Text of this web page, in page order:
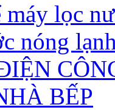
lọc
nóng
BẾP